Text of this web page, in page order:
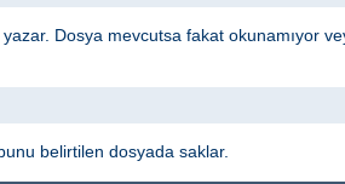
Dosya mevcutsa fakat okunamıyor
belirtilen dosyada saklar.